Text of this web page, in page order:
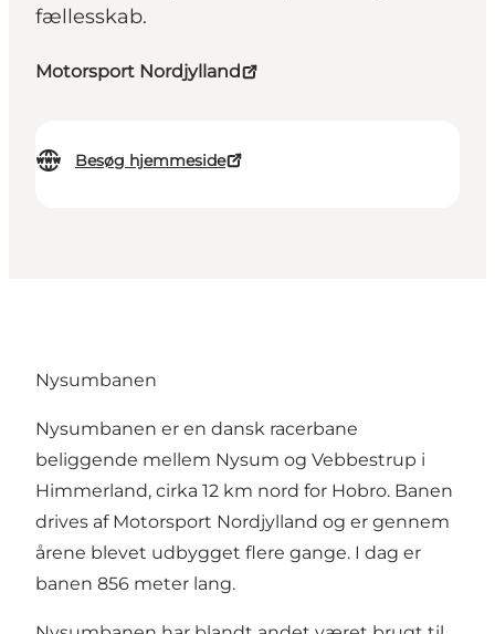
fællesskab.
Motorsport Nordjylland
Besøg hjemmeside
Nysumbanen
Nysumbanen er en dansk racerbane
beliggende mellem Nysum og Vebbestrup i
Himmerland, cirka 12 km nord for Hobro. Banen
drives af Motorsport Nordjylland og er gennem
årene blevet udbygget flere gange. I dag er
banen 856 meter lang.